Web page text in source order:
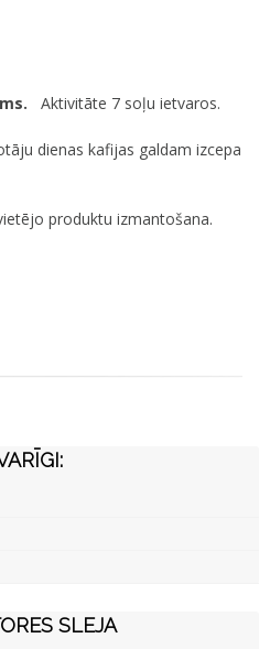
Aktivitāte 7 soļu ietvaros.
dienas kafijas galdam izcepa
produktu izmantošana.
SLEJA